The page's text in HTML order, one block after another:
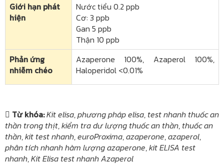
Giới hạn phát
hiện​
Nước tiểu 0.2 ppb
Cơ: 3 ppb
Gan 5 ppb
Thận 10 ppb
Phản ứng
nhiễm chéo
Azaperone 100%, Azaperol 100%,
Haloperidol <0.01%
Từ khóa:Kit elisa,phương pháp elisa, test nhanh thuốc an
thần trong thịt,kiểm tra dư lượng thuốc an thần, thuốc an
thần,kit test nhanh,euroProxima,azaperone,azaperol,
phân tích nhanh hàm lượng azaperone,kit ELISA test
nhanh,Kit Elisa test nhanh Azaperol